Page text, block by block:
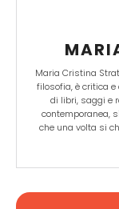
Maria Cristina
filosofia, è critica
di libri, saggi e
contemporanea,
che una volta si